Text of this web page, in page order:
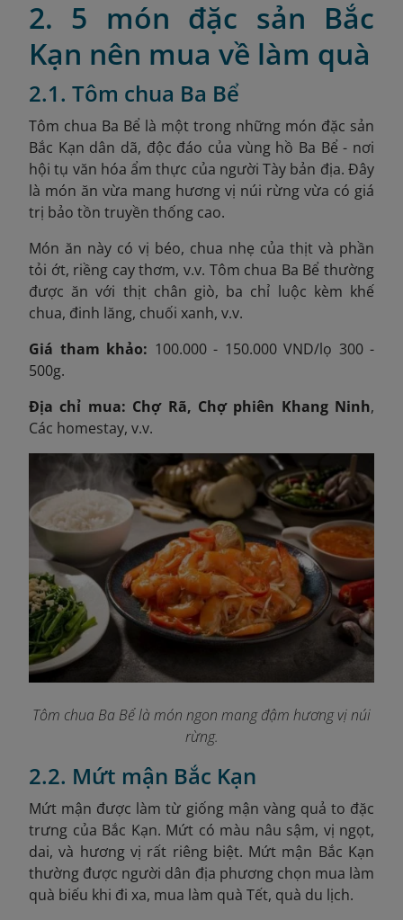
2. 5 món đặc sản Bắc
Kạn nên mua về làm quà
2.1. Tôm chua Ba Bể
Tôm chua Ba Bể là một trong những món đặc sản
Bắc Kạn dân dã, độc đáo của vùng hồ Ba Bể - nơi
hội tụ văn hóa ẩm thực của người Tày bản địa. Đây
là món ăn vừa mang hương vị núi rừng vừa có giá
trị bảo tồn truyền thống cao.
Món ăn này có vị béo, chua nhẹ của thịt và phần
tỏi ớt, riềng cay thơm, v.v. Tôm chua Ba Bể thường
được ăn với thịt chân giò, ba chỉ luộc kèm khế
chua, đinh lăng, chuối xanh, v.v.
Giá tham khảo: 100.000 - 150.000 VND/lọ 300 -
500g.
Địa chỉ mua: Chợ Rã, Chợ phiên Khang Ninh,
Các homestay, v.v.
Tôm chua Ba Bể là món ngon mang đậm hương vị núi
rừng.
2.2. Mứt mận Bắc Kạn
Mứt mận được làm từ giống mận vàng quả to đặc
trưng của Bắc Kạn. Mứt có màu nâu sậm, vị ngọt,
dai, và hương vị rất riêng biệt. Mứt mận Bắc Kạn
thường được người dân địa phương chọn mua làm
quà biếu khi đi xa, mua làm quà Tết, quà du lịch.